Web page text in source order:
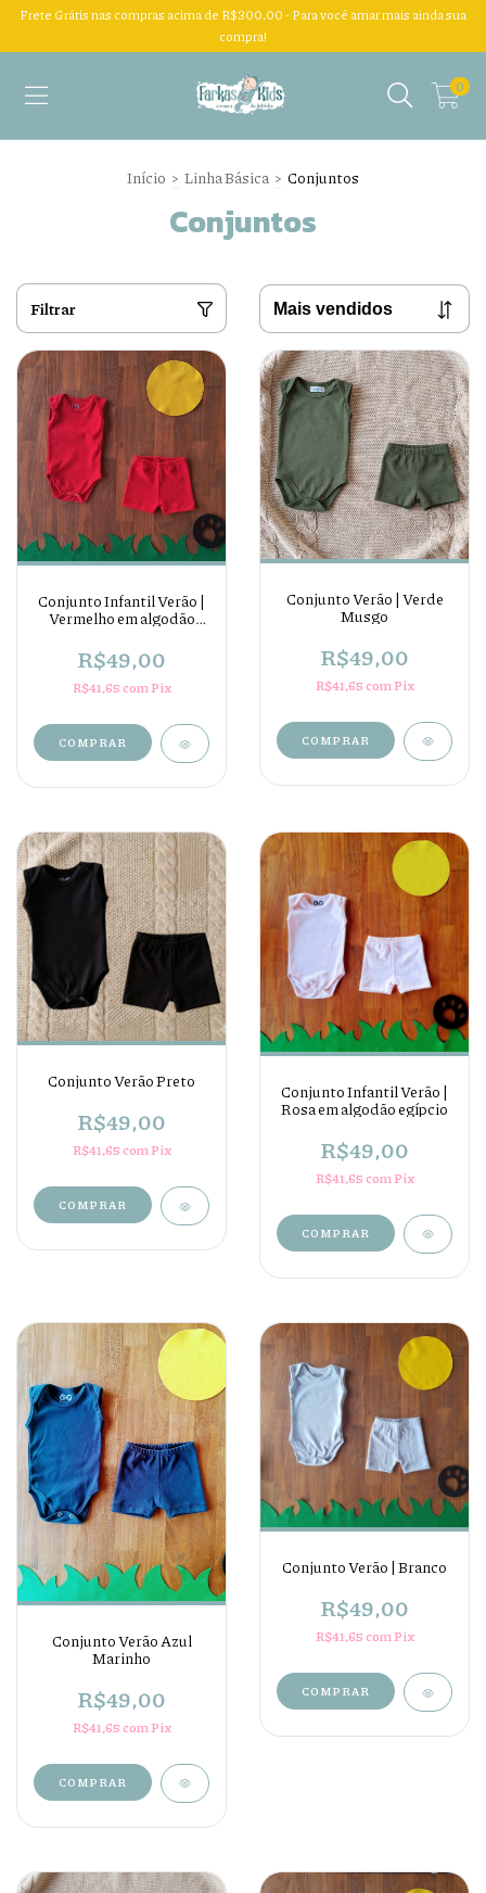
Frete Grátis nas compras acima de R$300,00 - Para você amar mais ainda sua
compra!
0
Início > Linha Básica > Conjuntos
Conjuntos
Filtrar
Conjunto Infantil Verão |
Vermelho em algodão
R$49,00
R$41,65comPix
COMPRAR
Conjunto Verão | Verde
Musgo
R$49,00
R$41,65comPix
COMPRAR
Conjunto Verão Preto
R$49,00
R$41,65comPix
COMPRAR
Conjunto Infantil Verão |
Rosa em algodão egípcio
R$49,00
R$41,65comPix
COMPRAR
Conjunto Verão Azul
Marinho
R$49,00
R$41,65comPix
COMPRAR
Conjunto Verão | Branco
R$49,00
R$41,65comPix
COMPRAR